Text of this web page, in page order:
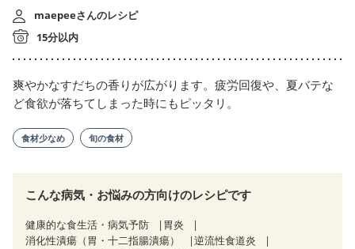
maepeeさんのレシピ
15分以内
爽やかなすだちの香りが広がります。疲労回復や、夏バテな
ど食欲が落ちてしまった時にもピッタリ。
食材少なめ 旬の食材
こんな病気・お悩みの方向けのレシピです
健康的な食生活・病気予防
胃炎
消化性潰瘍（胃・十二指腸潰瘍）
逆流性食道炎